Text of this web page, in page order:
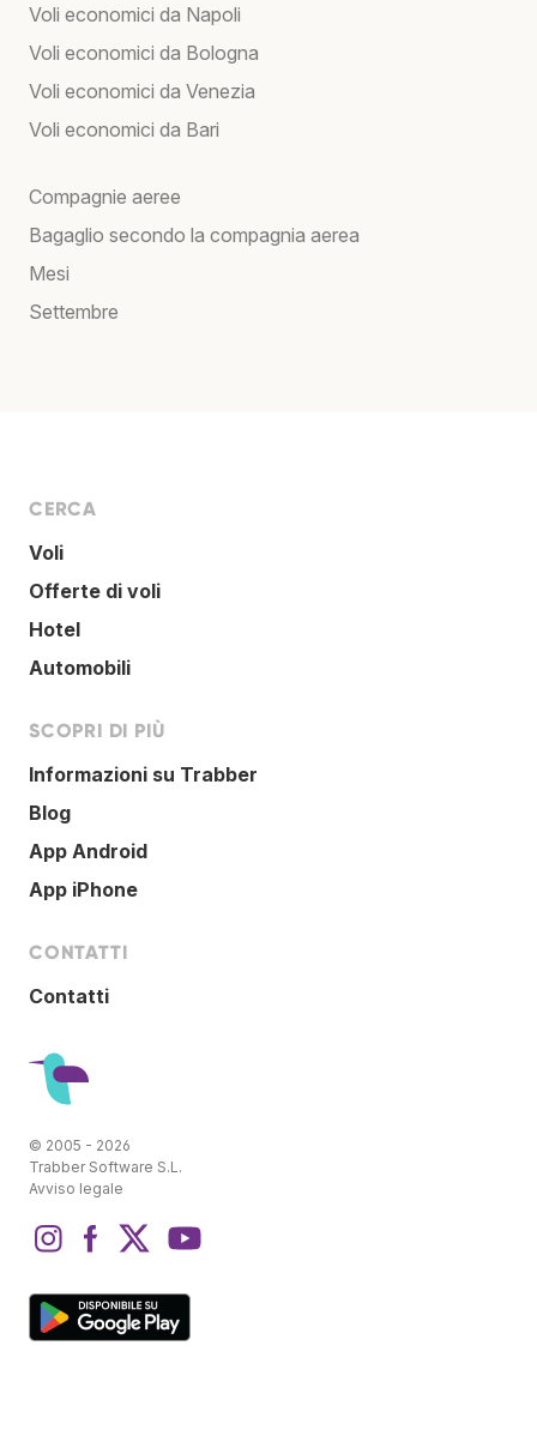
Voli economici da Napoli
Voli economici da Bologna
Voli economici da Venezia
Voli economici da Bari
Compagnie aeree
Bagaglio secondo la compagnia aerea
Mesi
Settembre
CERCA
Voli
Offerte di voli
Hotel
Automobili
SCOPRI DI PIÙ
Informazioni su Trabber
Blog
App Android
App iPhone
CONTATTI
Contatti
© 2005 - 2026
Trabber Software S.L.
Avviso legale